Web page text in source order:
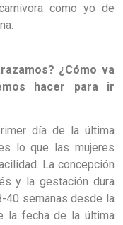
como yo de
¿Cómo va
hacer para ir
día de la última
lo que las mujeres
La concepción
y la gestación dura
40 semanas desde la
la fecha de la última